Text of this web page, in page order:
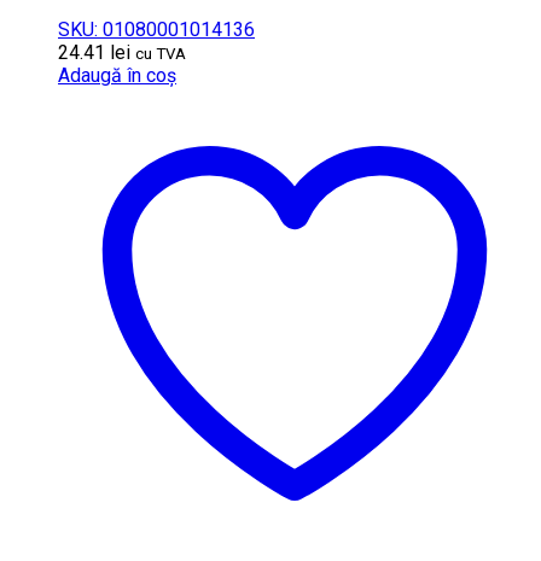
SKU: 01080001014136
24.41 lei cu TVA
Adaugă în coș